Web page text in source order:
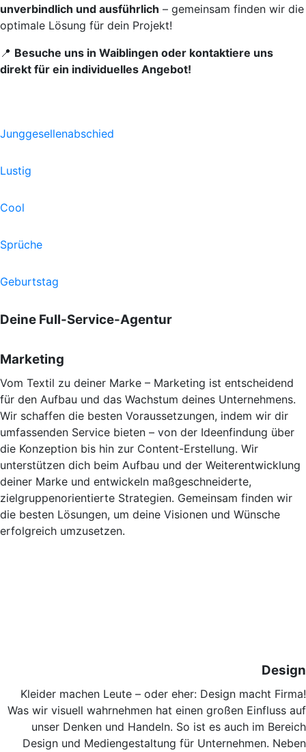
unverbindlich und ausführlich – gemeinsam finden wir die
optimale Lösung für dein Projekt!
📍 Besuche uns in Waiblingen oder kontaktiere uns
direkt für ein individuelles Angebot!
Junggesellenabschied
Lustig
Cool
Sprüche
Geburtstag
Deine Full-Service-Agentur
Marketing
Vom Textil zu deiner Marke – Marketing ist entscheidend
für den Aufbau und das Wachstum deines Unternehmens.
Wir schaffen die besten Voraussetzungen, indem wir dir
umfassenden Service bieten – von der Ideenfindung über
die Konzeption bis hin zur Content-Erstellung. Wir
unterstützen dich beim Aufbau und der Weiterentwicklung
deiner Marke und entwickeln maßgeschneiderte,
zielgruppenorientierte Strategien. Gemeinsam finden wir
die besten Lösungen, um deine Visionen und Wünsche
erfolgreich umzusetzen.
Design
Kleider machen Leute – oder eher: Design macht Firma!
Was wir visuell wahrnehmen hat einen großen Einfluss auf
unser Denken und Handeln. So ist es auch im Bereich
Design und Mediengestaltung für Unternehmen. Neben